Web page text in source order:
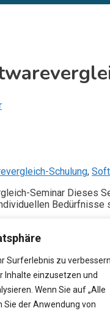
Surferlebnis zu
Inhalte einzusetzen und
Wenn Sie auf „Alle
der Anwendung von
Schulung,
Seminar Dieses